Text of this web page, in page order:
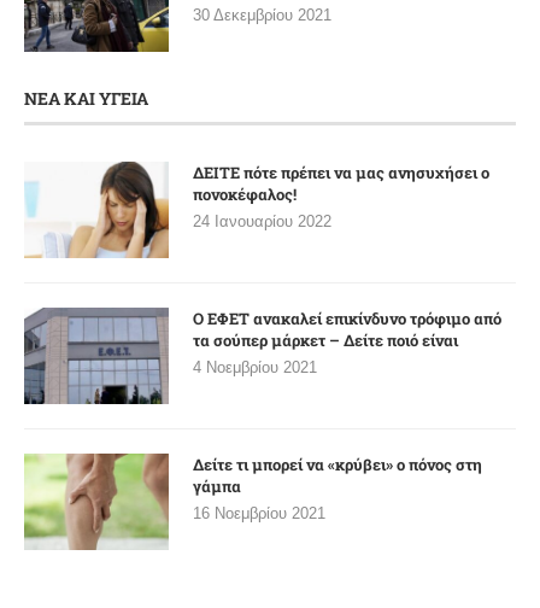
30 Δεκεμβρίου 2021
ΝΕΑ ΚΑΙ ΥΓΕΙΑ
ΔΕΙΤΕ πότε πρέπει να μας ανησυχήσει ο
πονοκέφαλος!
24 Ιανουαρίου 2022
Ο ΕΦΕΤ ανακαλεί επικίνδυνο τρόφιμο από
τα σούπερ μάρκετ – Δείτε ποιό είναι
4 Νοεμβρίου 2021
Δείτε τι μπορεί να «κρύβει» ο πόνος στη
γάμπα
16 Νοεμβρίου 2021